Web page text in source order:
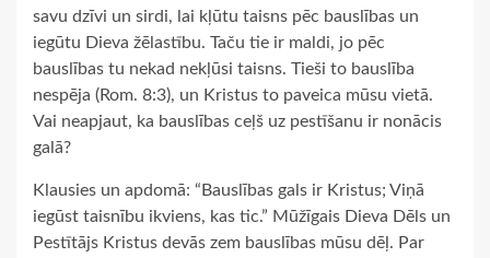
savu dzīvi un sirdi, lai kļūtu taisns pēc bauslības un
iegūtu Dieva žēlastību. Taču tie ir maldi, jo pēc
bauslības tu nekad nekļūsi taisns. Tieši to bauslība
nespēja (Rom. 8:3), un Kristus to paveica mūsu vietā.
Vai neapjaut, ka bauslības ceļš uz pestīšanu ir nonācis
galā?
Klausies un apdomā: “Bauslības gals ir Kristus; Viņā
iegūst taisnību ikviens, kas tic.” Mūžīgais Dieva Dēls un
Pestītājs Kristus devās zem bauslības mūsu dēļ. Par